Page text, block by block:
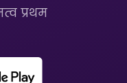
प्रथम